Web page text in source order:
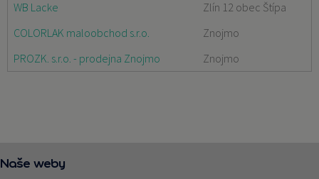
WB Lacke
Zlín 12 obec Štípa
COLORLAK maloobchod s.r.o.
Znojmo
PROZK. s.r.o. - prodejna Znojmo
Znojmo
Naše weby